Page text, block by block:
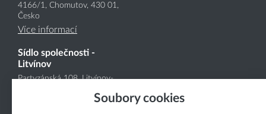
4166/1, Chomutov, 430 01,
Česko
Více informací
Sídlo společnosti -
Litvínov
Partyzánská 108, Litvínov-
Soubory cookies